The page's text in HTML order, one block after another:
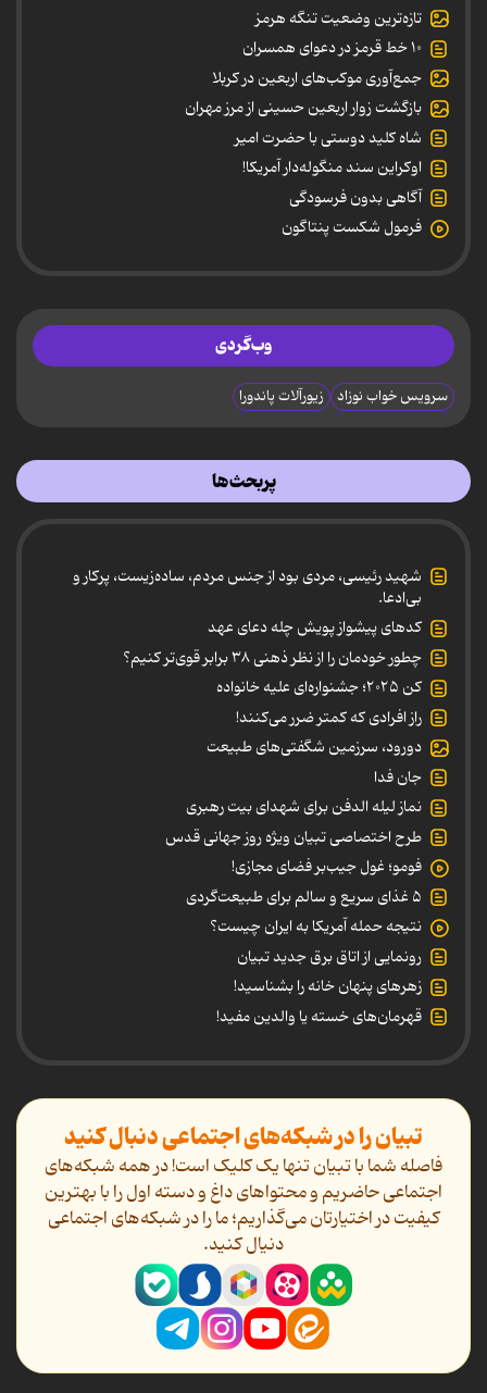
تازه‌ترین وضعیت تنگه هرمز
۱۰ خط قرمز در دعوای همسران
جمع‌آوری موکب‌های اربعین در کربلا
بازگشت زوار اربعین حسینی از مرز مهران
شاه کلید دوستی با حضرت امیر
اوکراین سند منگوله‌دار آمریکا!
آگاهی بدون فرسودگی
فرمول شکست پنتاگون
وب‌گردی
سرویس خواب نوزاد زیورآلات پاندورا
پربحث‌ها
شهید رئیسی، مردی بود از جنس مردم، ساده‌زیست، پرکار و
بی‌ادعا.
کدهای پیشواز پویش چله دعای عهد
چطور خودمان را از نظر ذهنی ۳۸ برابر قوی‌تر کنیم؟
کن ۲۰۲۵؛ جشنواره‌ای علیه خانواده
راز افرادی که کمتر ضرر می‌کنند!
دورود، سرزمین شگفتی‌های طبیعت
جان فدا
نماز لیله الدفن برای شهدای بیت رهبری
طرح اختصاصی تبیان ویژه روز جهانی قدس
فومو؛ غول جیب‌بر فضای مجازی!
۵ غذای سریع و سالم برای طبیعت‌گردی
نتیجه حمله آمریکا به ایران چیست؟
رونمایی از اتاق برق جدید تبیان
زهرهای پنهان خانه را بشناسید!
قهرمان‌های خسته یا والدین مفید!
تبیان را در شبکه‌های اجتماعی دنبال کنید
فاصله شما با تبیان تنها یک کلیک است! در همه شبکه‌های
اجتماعی حاضریم و محتواهای داغ و دسته اول را با بهترین
کیفیت در اختیارتان می‌گذاریم؛ ما را در شبکه‌های اجتماعی
دنیال کنید.